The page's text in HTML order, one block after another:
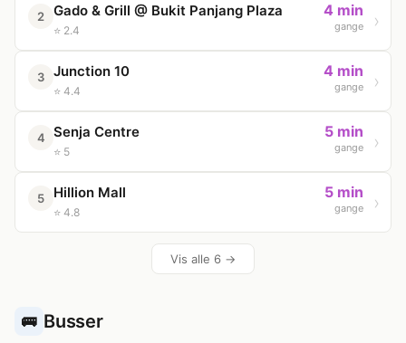
2 Gado & Grill @ Bukit Panjang Plaza
⭐ 2.4
4 min
gange
3 Junction 10
⭐ 4.4
4 min
gange
4 Senja Centre
⭐ 5
5 min
gange
5 Hillion Mall
⭐ 4.8
5 min
gange
Vis alle 6 →
🚌 Busser